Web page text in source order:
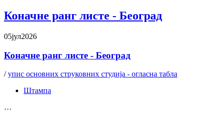
Коначне ранг листе - Београд
05јул2026
Коначне ранг листе - Београд
/упис основних струковних студија - огласна табла
Штампа
…